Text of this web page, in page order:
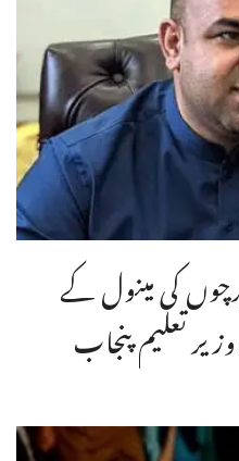
کی مینول کے
تعلیم پنجاب